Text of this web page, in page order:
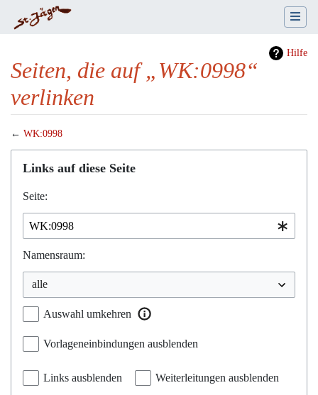
Hilfe
Seiten, die auf „WK:0998“
verlinken
← WK:0998
Wechseln zu:Navigation,Suche
Links auf diese Seite
Seite:
Namensraum:
Auswahl umkehren
Vorlageneinbindungen ausblenden
Links ausblenden Weiterleitungen ausblenden